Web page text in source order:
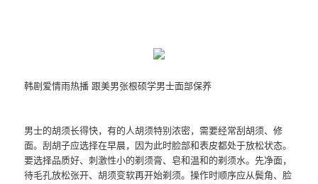
韩剧爱情雨热播 跟美男张根硕学男士面部保养
男士的胡须长得快，有的人胡须特别浓密，需要经常刮胡须、修
面。刮胡子应选择在早晨，因为此时脸部和表皮都处于放松状态。
要选择品质好、刺激性小的剃须膏、皂和温和的剃须水。先净面，
待毛孔放松张开、胡须变软再开始剃须。操作时顺序应从鬓角、脸